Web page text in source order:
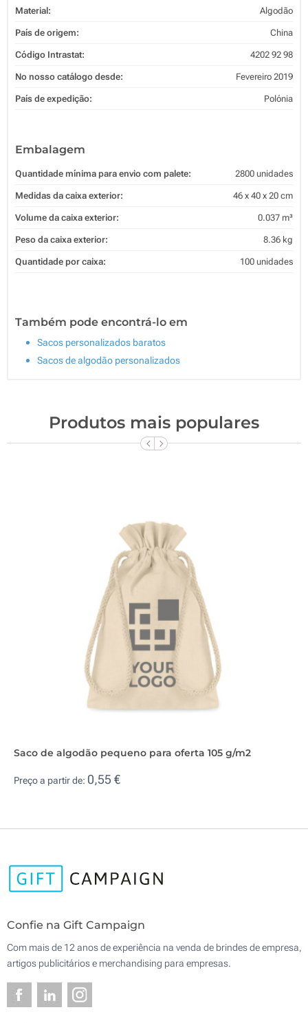
Material: Algodão
País de origem: China
Código Intrastat: 4202 92 98
No nosso catálogo desde: Fevereiro 2019
País de expedição: Polónia
Embalagem
Quantidade mínima para envio com palete: 2800 unidades
Medidas da caixa exterior: 46 x 40 x 20 cm
Volume da caixa exterior: 0.037 m³
Peso da caixa exterior: 8.36 kg
Quantidade por caixa: 100 unidades
Também pode encontrá-lo em
Sacos personalizados baratos
Sacos de algodão personalizados
Produtos mais populares
Saco de algodão pequeno para oferta 105 g/m2
Preço a partir de: 0,55 €
Confie na Gift Campaign
Com mais de 12 anos de experiência na venda de brindes de empresa,
artigos publicitários e merchandising para empresas.